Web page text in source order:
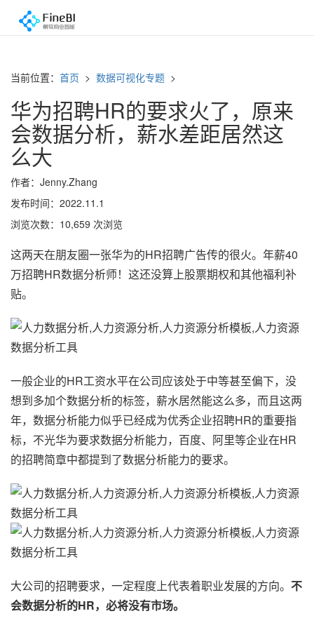
当前位置： 首页 > 数据可视化专题 >
华为招聘HR的要求火了，原来
会数据分析，薪水差距居然这
么大
作者：Jenny.Zhang
发布时间：2022.11.1
浏览次数：10,659 次浏览
这两天在朋友圈一张华为的HR招聘广告传的很火。年薪40
万招聘HR数据分析师！这还没算上股票期权和其他福利补
贴。
一般企业的HR工资水平在公司应该处于中等甚至偏下，没
想到多加个数据分析的标签，薪水居然能这么多，而且这两
年，数据分析能力似乎已经成为优秀企业招聘HR的重要指
标，不光华为要求数据分析能力，百度、阿里等企业在HR
的招聘简章中都提到了数据分析能力的要求。
大公司的招聘要求，一定程度上代表着职业发展的方向。 不
会数据分析的HR，必将没有市场。